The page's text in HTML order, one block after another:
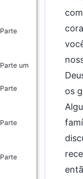
Parte
Parte um
Parte
Parte
Parte
os